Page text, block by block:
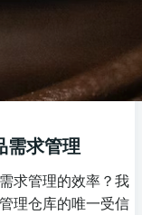
需求管理
求管理的效率？我
理仓库的唯一受信